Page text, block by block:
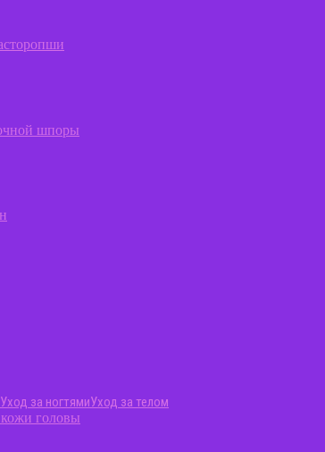
Уход за ногтямиУход за телом